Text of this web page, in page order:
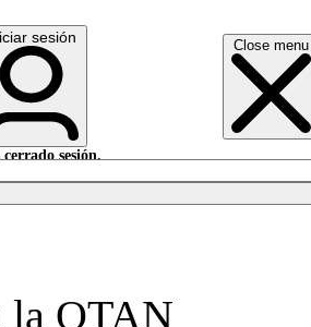
Close menu
sesión
cerrado sesión.
la OTAN